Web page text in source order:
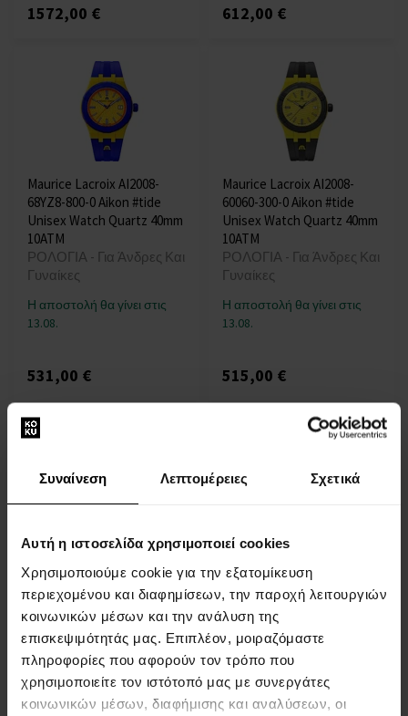
Συναίνεση Λεπτομέρειες Σχετικά
Αυτή η ιστοσελίδα χρησιμοποιεί cookies
Χρησιμοποιούμε cookie για την εξατομίκευση
περιεχομένου και διαφημίσεων, την παροχή λειτουργιών
κοινωνικών μέσων και την ανάλυση της
επισκεψιμότητάς μας. Επιπλέον, μοιραζόμαστε
πληροφορίες που αφορούν τον τρόπο που
χρησιμοποιείτε τον ιστότοπό μας με συνεργάτες
κοινωνικών μέσων, διαφήμισης και αναλύσεων, οι
1572,00 € 612,00 €
Maurice Lacroix AI2008-
68YZ8-800-0 Aikon #tide
Unisex Watch Quartz 40mm
10ATM
ΡΟΛΟΓΙΑ - Για Άνδρες Και
Γυναίκες
Η αποστολή θα γίνει στις
13.08.
531,00 €
Maurice Lacroix AI2008-
60060-300-0 Aikon #tide
Unisex Watch Quartz 40mm
10ATM
ΡΟΛΟΓΙΑ - Για Άνδρες Και
Γυναίκες
Η αποστολή θα γίνει στις
13.08.
515,00 €
Maurice Lacroix AI2008-
CCCC1-3A0-0 Aikon #tide
Ladies Watch Quartz 40mm
10ATM
ΡΟΛΟΓΙΑ - Για Άνδρες Και
Γυναίκες
Η αποστολή θα γίνει στις
13.08.